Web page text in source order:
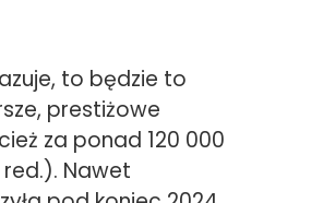
to będzie to
prestiżowe
za ponad 120 000
Nawet